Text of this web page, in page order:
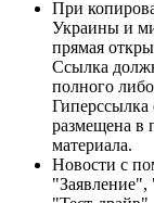
При
Украины и
прямая
Ссылка
полного
Гиперссылка
размещена в
материала.
Новости с